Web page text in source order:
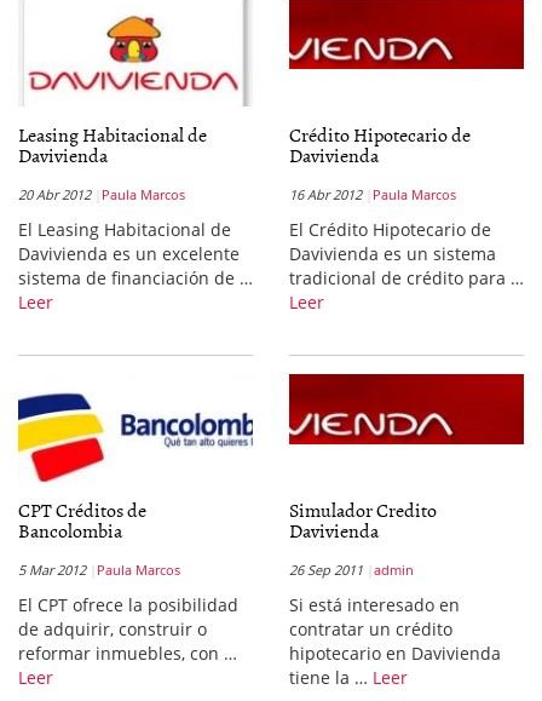
Leasing Habitacional de
Davivienda
20 Abr 2012 Paula Marcos
El Leasing Habitacional de
Davivienda es un excelente
sistema de financiación de …
Leer
Crédito Hipotecario de
Davivienda
16 Abr 2012 Paula Marcos
El Crédito Hipotecario de
Davivienda es un sistema
tradicional de crédito para …
Leer
CPT Créditos de
Bancolombia
5 Mar 2012 Paula Marcos
El CPT ofrece la posibilidad
de adquirir, construir o
reformar inmuebles, con …
Leer
Simulador Credito
Davivienda
26 Sep 2011 admin
Si está interesado en
contratar un crédito
hipotecario en Davivienda
tiene la … Leer